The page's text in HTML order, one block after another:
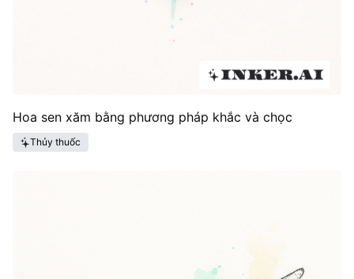
Hoa sen xăm bằng phương pháp khắc và chọc
Thủy thuốc